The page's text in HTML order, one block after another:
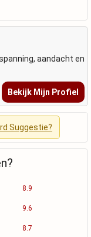
aandacht en
Bekijk Mijn Profiel
Suggestie?
8.9
9.6
8.7